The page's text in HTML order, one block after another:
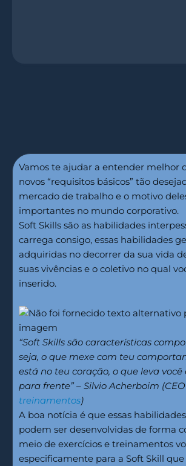
Vamos te ajudar a entender melhor
novos “requisitos básicos” tão
mercado de trabalho e o motivo
importantes no mundo corporativo.
Soft Skills são as habilidades
carrega consigo, essas habilidades
adquiridas no decorrer da sua vida
suas vivências e o coletivo no qual
inserido.
“Soft Skills são características
seja, o que mexe com teu
está no teu coração, o que leva você
para frente” – Silvio Acherboim
treinamentos)
A boa notícia é que essas
podem ser desenvolvidas de forma
meio de exercícios e treinamentos
especificamente para a Soft Skill